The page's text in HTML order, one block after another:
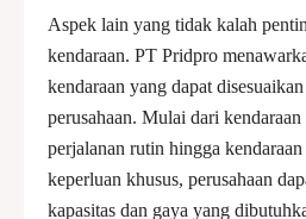
Aspek lain yang tidak kalah
kendaraan. PT Pridpro
kendaraan yang dapat
perusahaan. Mulai dari
perjalanan rutin hingga
keperluan khusus, perusahaan
kapasitas dan gaya yang